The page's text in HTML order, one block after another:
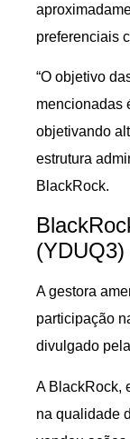
preferenciais
“O objetivo
mencionadas
objetivando
estrutura
BlackRock.
(YDUQ3)
A gestora
participação
divulgado
A BlackRock,
na qualidade